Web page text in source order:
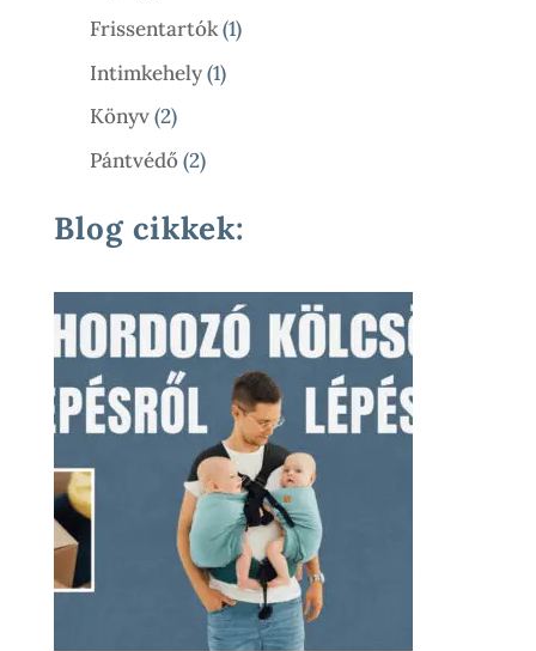
Termék
Frissentartók 11
Intimkehely 11
Könyv 22
Termék
Pántvédő 22
Blog cikkek: